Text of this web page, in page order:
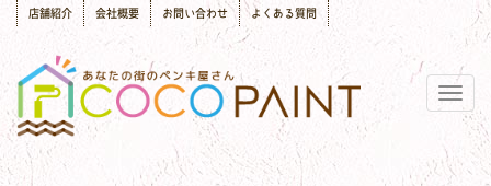
店舗紹介 会社概要 お問い合わせ よくある質問